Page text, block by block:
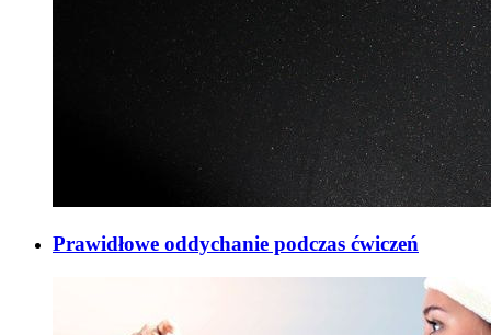
Prawidłowe oddychanie podczas ćwiczeń